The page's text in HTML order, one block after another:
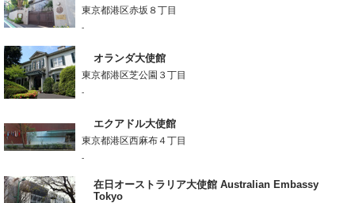
東京都港区赤坂８丁目
-
オランダ大使館
東京都港区芝公園３丁目
-
エクアドル大使館
東京都港区西麻布４丁目
-
在日オーストラリア大使館 Australian Embassy
Tokyo